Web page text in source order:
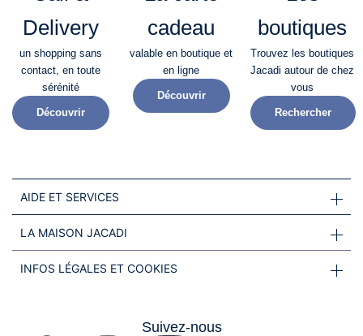
Delivery
un shopping sans
contact, en toute
sérénité​
Découvrir
cadeau
valable en boutique et
en ligne
Découvrir
boutiques
Trouvez les boutiques
Jacadi autour de chez
vous
Rechercher
AIDE ET SERVICES
LA MAISON JACADI
INFOS LÉGALES ET COOKIES
Suivez-nous